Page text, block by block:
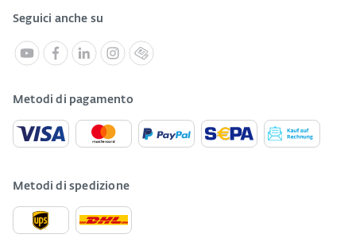
Seguici anche su
Metodi di pagamento
Metodi di spedizione